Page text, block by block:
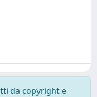
da copyright e